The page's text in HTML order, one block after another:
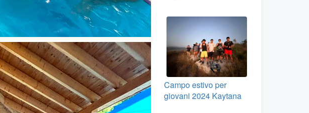
Campo estivo per
giovani 2024 Kaytana